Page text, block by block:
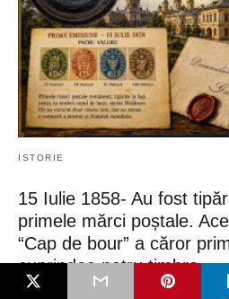
ISTORIE
15 Iulie 1858- Au fost
primele mărci poștale.
“Cap de bour” a căror
cuprindea patru timbre
15 iulie 1858 – „Cap de Bour”, prima